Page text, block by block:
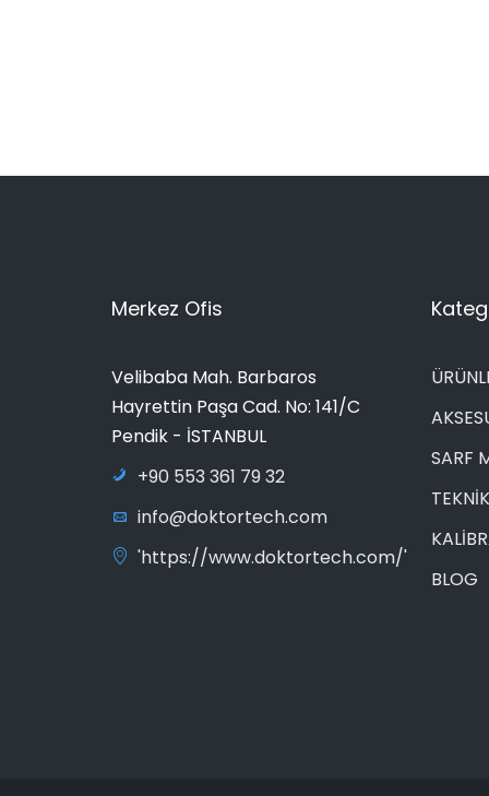
Merkez Ofis
Velibaba Mah. Barbaros
Hayrettin Paşa Cad. No: 141/C
Pendik - İSTANBUL
+90 553 361 79 32
info@doktortech.com
'https://www.doktortech.com/'
SARF
BLOG